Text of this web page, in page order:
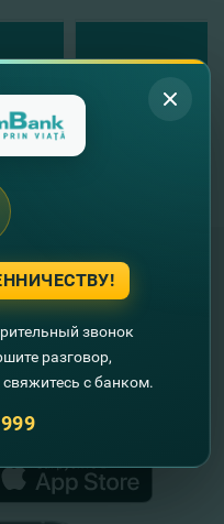
депозитовзвонок
разговор,
свяжитесь с банком.